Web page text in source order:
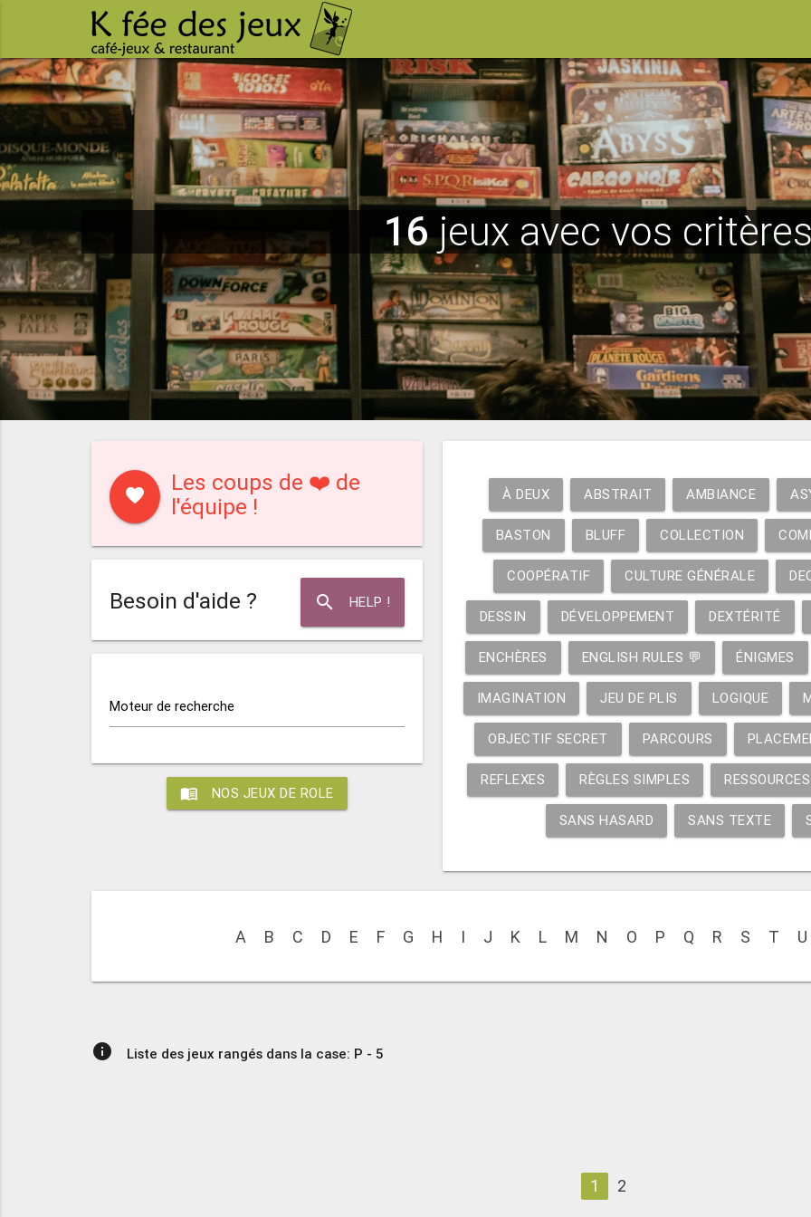
16jeux avec vos
favorite
Les coups de ❤️ de
l'équipe !
search HELP !
Besoin d'aide ?
Moteur de recherche
menu_book NOS JEUX DE ROLE
À DEUX ABSTRAIT AMBIANCE
BASTON BLUFF COLLECTION
COOPÉRATIF CULTURE GÉNÉRALE
DESSIN DÉVELOPPEMENT DEXTÉRITÉ
ENCHÈRES ENGLISH RULES 💬 ÉNIGMES
IMAGINATION JEU DE PLIS LOGIQUE
OBJECTIF SECRET PARCOURS
REFLEXES RÈGLES SIMPLES RESSOURCES
SANS HASARD SANS TEXTE
A B C D E F G H I J K L M N O P Q R S T U
info Liste des jeux rangés dans la case: P - 5
1 2